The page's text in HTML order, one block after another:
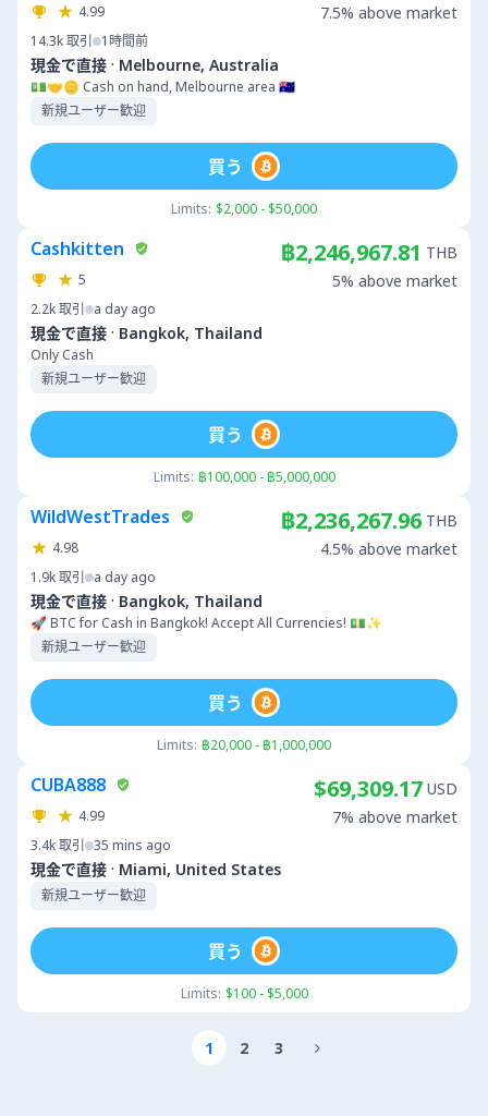
4.99
14.3k取引 1時間前
現金で直接 · Melbourne, Australia
💵🤝🪙 Cash on hand, Melbourne area 🇦🇺
新規ユーザー歓迎
7.5% above market
Limits: $2,000 - $50,000
買う
Cashkitten
5
2.2k取引 a day ago
現金で直接 · Bangkok, Thailand
Only Cash
新規ユーザー歓迎
฿2,246,967.81 THB
5% above market
Limits: ฿100,000 - ฿5,000,000
買う
WildWestTrades
4.98
1.9k取引 a day ago
現金で直接 · Bangkok, Thailand
🚀 BTC for Cash in Bangkok! Accept All Currencies! 💵✨
新規ユーザー歓迎
฿2,236,267.96 THB
4.5% above market
Limits: ฿20,000 - ฿1,000,000
買う
CUBA888
4.99
3.4k取引 35 mins ago
現金で直接 · Miami, United States
新規ユーザー歓迎
$69,309.17 USD
7% above market
Limits: $100 - $5,000
買う
1 2 3 